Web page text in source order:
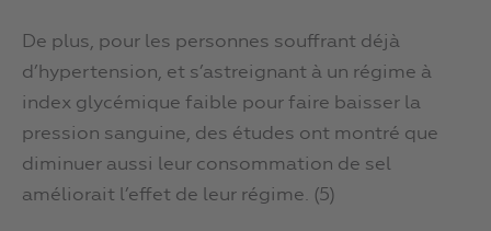
De plus, pour les personnes souffrant déjà
d’hypertension, et s’astreignant à un régime à
index glycémique faible pour faire baisser la
pression sanguine, des études ont montré que
diminuer aussi leur consommation de sel
améliorait l’effet de leur régime. (5)